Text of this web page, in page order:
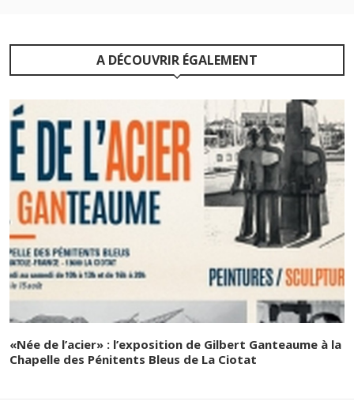
A DÉCOUVRIR ÉGALEMENT
«Née de l’acier» : l’exposition de Gilbert Ganteaume à la
Chapelle des Pénitents Bleus de La Ciotat